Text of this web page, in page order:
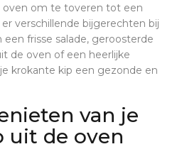
oven om te toveren tot een
verschillende bijgerechten bij
een frisse salade, geroosterde
de oven of een heerlijke
krokante kip een gezonde en
van je
uit de oven